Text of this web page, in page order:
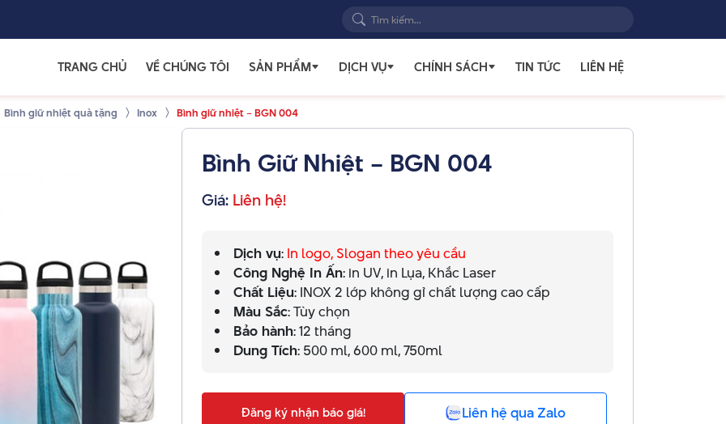
TRANG CHỦ VỀ CHÚNG TÔI SẢN PHẨM DỊCH VỤ CHÍNH SÁCH TIN TỨC LIÊN HỆ
Bình giữ nhiệt quà tặng Inox Bình giữ nhiệt – BGN 004
Bình Giữ Nhiệt – BGN 004
Giá: Liên hệ!
Dịch vụ: In logo, Slogan theo yêu cầu
Công Nghệ In Ấn: in UV, in Lụa, Khắc Laser
Chất Liệu: INOX 2 lớp không gỉ chất lượng cao cấp
Màu Sắc: Tùy chọn
Bảo hành: 12 tháng
Dung Tích: 500 ml, 600 ml, 750ml
Đăng ký nhận báo giá! Liên hệ qua Zalo